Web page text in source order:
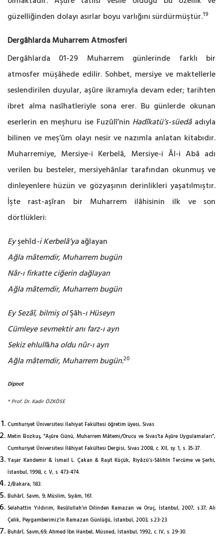
güzelliğinden dolayı asırlar boyu varlığını sürdürmüştür.19
Dergâhlarda Muharrem Atmosferi
Dergâhlarda 01-29 Muharrem günlerinde farklı bir
atmosfer müşâhede edilir. Sohbet, mersiye ve maktellerle
seslendirilen duyular, aşûre ikramıyla devam eder; tarihten
ibret alma nasîhatleriyle sona erer. Bu günlerde okunan
eserlerin en meşhuru ise Fuzûlî’nin Hadîkatü’s-süedâadıyla
bilinen ve meş’ûm olayı nesir ve nazımla anlatan kitabıdır.
Muharremiye, Mersiye-i Kerbelâ, Mersiye-i Âl-i Abâ adı
verilen bu besteler, mersiyehânlar tarafından okunmuş ve
dinleyenlere hüzün ve gözyaşının derinlikleri yaşatılmıştır.
İşte rast-aşîran bir Muharrem ilâhisinin ilk ve son
dörtlükleri:
Eyşehîd-i Kerbelâ’yaağlayan
Ağla mâtemdir, Muharrem bugün
Nâr-ı firkatte ciğerin dağlayan
Ağla mâtemdir, Muharrem bugün
Ey Sezâî, bilmiş olŞâh-ı Hüseyn
Cümleye sevmektir anı farz-ı ayn
Sekiz ehlullâha oldu nûr-ı ayn
Ağla mâtemdir, Muharrem bugün.20
Dipnot
* Prof. Dr. Kadir ÖZKÖSE
Cumhuriyet Üniversitesi İlahiyat Fakültesi öğretim üyesi, Sivas
Metin Bozkuş, “Aşûre Günü, Muharrem Mâtemi/Orucu ve Sivas’ta Aşûre Uygulamaları”,
Cumhuriyet Üniversitesi İlâhiyat Fakültesi Dergisi, Sivas 2008, c. XII, sy. 1, s. 35-37.
Yaşar Kandemir & İsmail L. Çakan & Raşit Küçük, Riyâzü’s-Sâlihîn Tercüme ve Şerhi,
İstanbul, 1998, c. V, s. 473-474.
2/Bakara, 183.
Buhârî, Savm, 9; Müslim, Sıyâm, 161.
Selahattin Yıldırım, Resûlullah’ın Dilinden Ramazan ve Oruç, İstanbul, 2007, s.37; Ali
Çelik, Peygamberimiz’in Ramazan Günlüğü, İstanbul, 2003, s.23-23.
Buhârî, Savm,69; Ahmed İbn Hanbel, Müsned, İstanbul, 1992, c. IV, s. 29-30.